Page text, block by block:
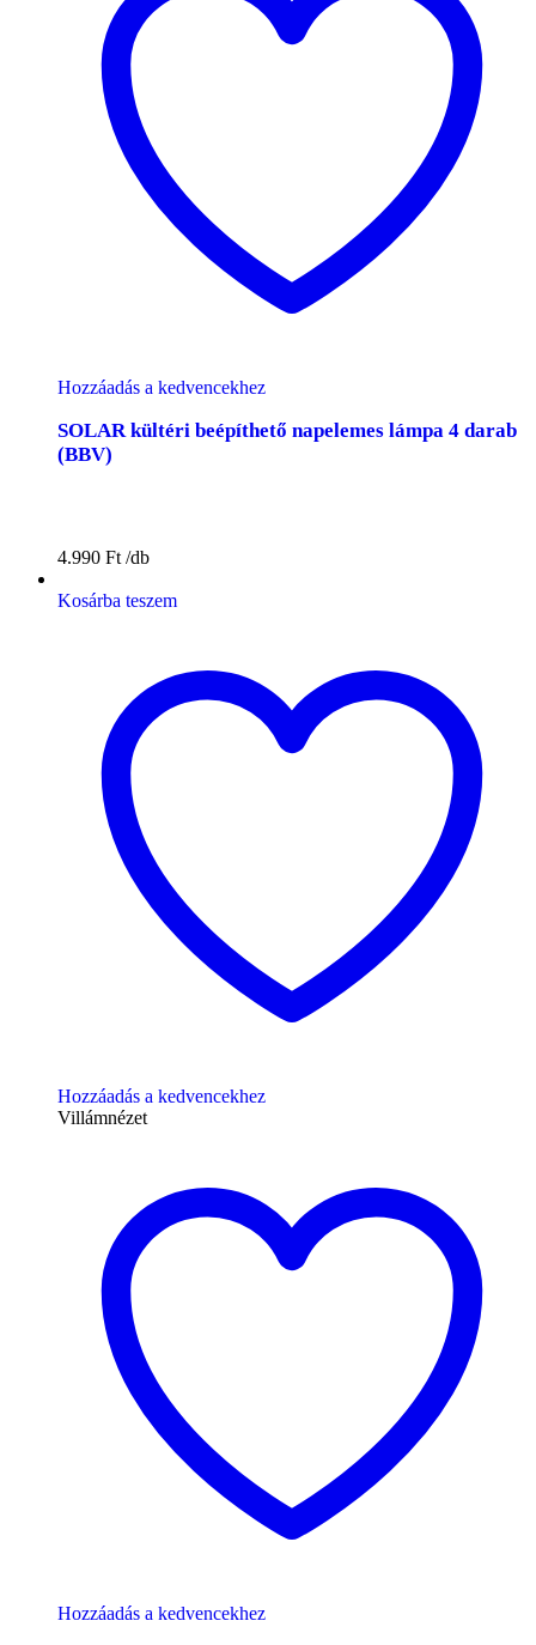
Hozzáadás a kedvencekhez
SOLAR kültéri beépíthető napelemes lámpa 4 darab
(BBV)
4.990 Ft
Kosárba teszem
Hozzáadás a kedvencekhez
Villámnézet
Hozzáadás a kedvencekhez